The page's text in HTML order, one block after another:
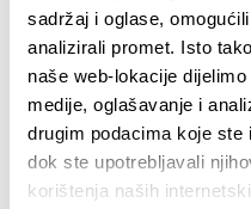
sadržaj i oglase,
analizirali promet. Isto
naše web-lokacije
medije, oglašavanje i
drugim podacima koje
dok ste upotrebljavali
korištenja naših
EVENTS
01/01/25- 31/
CITY OF SPLIT